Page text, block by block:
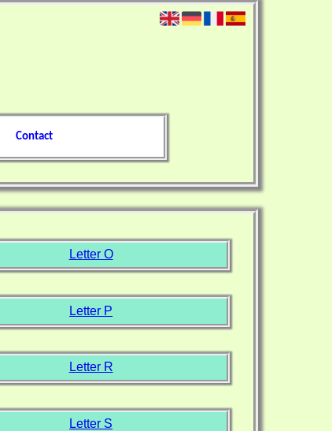
Contact
Letter O
Letter P
Letter R
Letter S